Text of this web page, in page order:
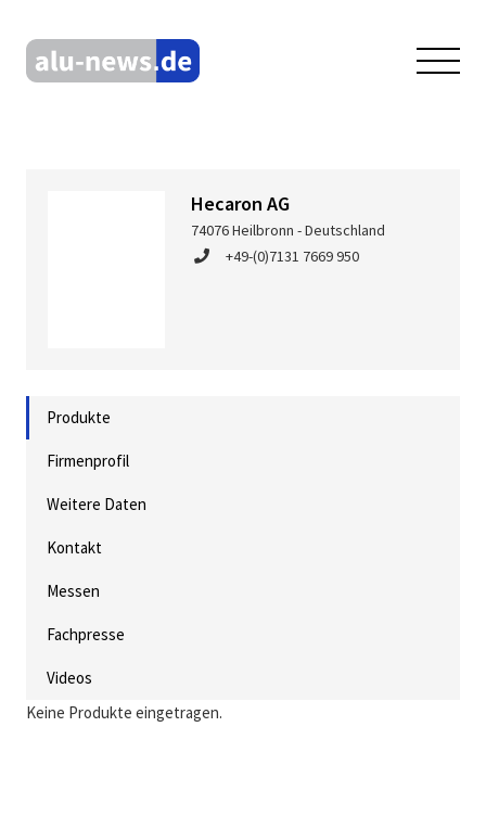
Hecaron AG
74076 Heilbronn - Deutschland
+49-(0)7131 7669 950
Produkte
Firmenprofil
Weitere Daten
Kontakt
Messen
Fachpresse
Videos
Keine Produkte eingetragen.